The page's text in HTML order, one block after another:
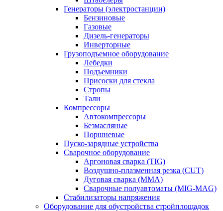
Генераторы (электростанции)
Бензиновые
Газовые
Дизель-генераторы
Инверторные
Грузоподъемное оборудование
Лебедки
Подъемники
Присоски для стекла
Стропы
Тали
Компрессоры
Автокомпрессоры
Безмасляные
Поршневые
Пуско-зарядные устройства
Сварочное оборудование
Аргоновая сварка (TIG)
Воздушно-плазменная резка (CUT)
Дуговая сварка (ММА)
Сварочные полуавтоматы (MIG-MAG)
Стабилизаторы напряжения
Оборудование для обустройства стройплощадок